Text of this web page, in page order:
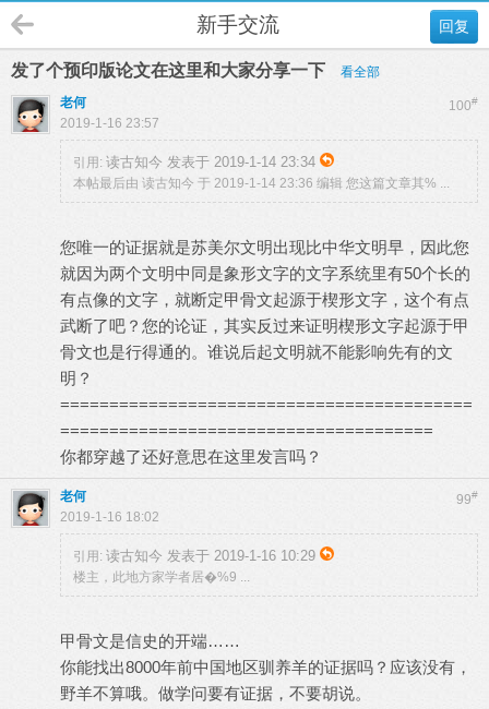
回复
新手交流
发了个预印版论文在这里和大家分享一下 看全部
100#
老何
2019-1-16 23:57
引用: 读古知今 发表于 2019-1-14 23:34
本帖最后由 读古知今 于 2019-1-14 23:36 编辑 您这篇文章其% ...
您唯一的证据就是苏美尔文明出现比中华文明早，因此您
就因为两个文明中同是象形文字的文字系统里有50个长的
有点像的文字，就断定甲骨文起源于楔形文字，这个有点
武断了吧？您的论证，其实反过来证明楔形文字起源于甲
骨文也是行得通的。谁说后起文明就不能影响先有的文
明？
==========================================
======================================
你都穿越了还好意思在这里发言吗？
99#
老何
2019-1-16 18:02
引用: 读古知今 发表于 2019-1-16 10:29
楼主，此地方家学者居�%9 ...
甲骨文是信史的开端……
你能找出8000年前中国地区驯养羊的证据吗？应该没有，
野羊不算哦。做学问要有证据，不要胡说。